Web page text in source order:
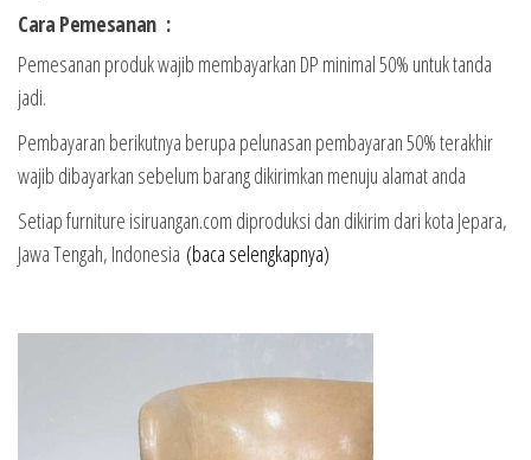
Cara Pemesanan :
Pemesanan produk wajib membayarkan DP minimal 50% untuk tanda
jadi.
Pembayaran berikutnya berupa pelunasan pembayaran 50% terakhir
wajib dibayarkan sebelum barang dikirimkan menuju alamat anda
Setiap furniture isiruangan.com diproduksi dan dikirim dari kota Jepara,
Jawa Tengah, Indonesia (baca selengkapnya)